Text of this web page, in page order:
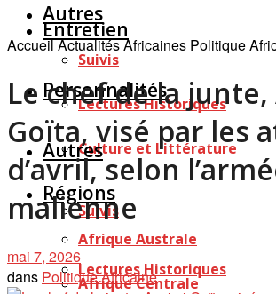
Autres
Suivis
Lectures Historiques
Culture et Littérature
Régions
Afrique Australe
Afrique Centrale
Entretien
Personnalités
Autres
Suivis
Lectures Historiques
AccueilActualités Africaines Politique
Le chef de la junte,
Goïta, visé par les
d’avril, selon
malienne
mai 7, 2026
dans Politique Africaine